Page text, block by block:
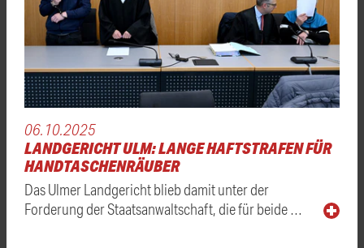
06.10.2025
LANDGERICHT ULM: LANGE HAFTSTRAFEN FÜR
HANDTASCHENRÄUBER
Das Ulmer Landgericht blieb damit unter der
Forderung der Staatsanwaltschaft, die für beide …